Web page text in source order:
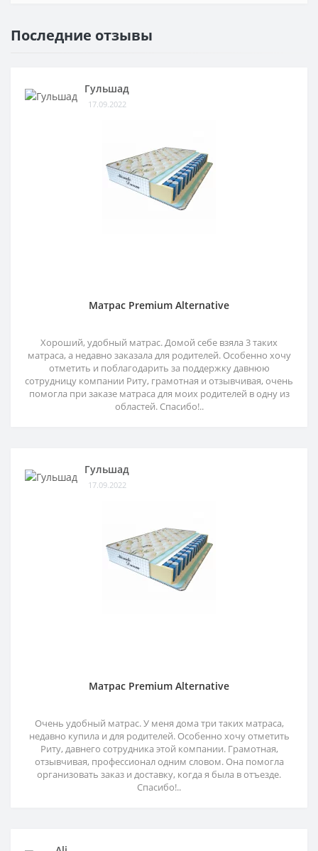
Последние отзывы
Гульшад
17.09.2022
Матрас Premium Alternative
Хороший, удобный матрас. Домой себе взяла 3 таких
матраса, а недавно заказала для родителей. Особенно хочу
отметить и поблагодарить за поддержку давнюю
сотрудницу компании Риту, грамотная и отзывчивая, очень
помогла при заказе матраса для моих родителей в одну из
областей. Спасибо!..
Гульшад
17.09.2022
Матрас Premium Alternative
Очень удобный матрас. У меня дома три таких матраса,
недавно купила и для родителей. Особенно хочу отметить
Риту, давнего сотрудника этой компании. Грамотная,
отзывчивая, профессионал одним словом. Она помогла
организовать заказ и доставку, когда я была в отъезде.
Спасибо!..